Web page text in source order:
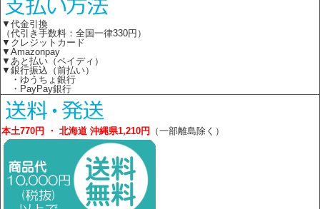
▼代金引換
（代引き手数料：全国一律330円）
▼クレジットカード
▼Amazonpay
▼あと払い（ペイディ）
▼銀行振込（前払い）
・ゆうちょ銀行
・PayPay銀行
本土770円 ・ 北海道 沖縄県1,210円 （一部離島除く）